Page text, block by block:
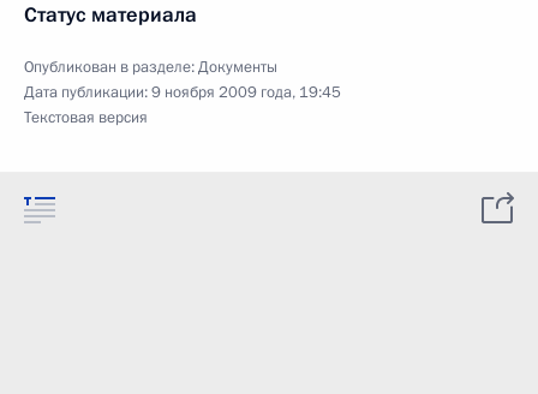
Статус материала
Опубликован в разделе:Документы
Дата публикации:9 ноября 2009 года, 19:45
Текстовая версия